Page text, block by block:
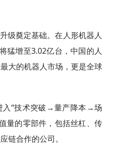
级奠定基础。在人形机器人
猛增至3.02亿台，中国的人
大的机器人市场，更是全球
入“技术突破→量产降本→场
量的零部件，包括丝杠、传
链合作的公司。